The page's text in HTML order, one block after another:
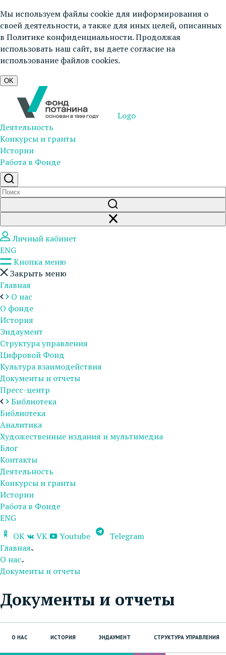
Мы используем файлы cookie для информирования о
своей деятельности, а также для иных целей, описанных
в Политике конфиденциальности. Продолжая
использовать наш сайт, вы даете согласие на
использование файлов cookies.
OK
Logo
Деятельность
Конкурсы и гранты
Истории
Работа в Фонде
Личный кабинет
ENG
Кнопка меню
Закрыть меню
Главная
О нас
О фонде
История
Эндаумент
Структура управления
Цифровой Фонд
Культура взаимодействия
Документы и отчеты
Пресс-центр
Библиотека
Библиотека
Аналитика
Художественные издания и мультимедиа
Блог
Контакты
Деятельность
Конкурсы и гранты
Истории
Работа в Фонде
ENG
OK
VK Youtube
Telegram
Главная
О нас
Документы и отчеты
Документы и отчеты
О НАС ИСТОРИЯ ЭНДАУМЕНТ СТРУКТУРА УПРАВЛЕНИЯ